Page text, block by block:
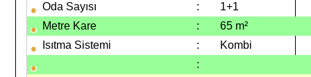
Oda Sayısı
:
1+1
Metre Kare
:
65 m²
Isıtma Sistemi
:
Kombi
: